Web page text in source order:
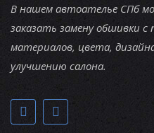
В нашем автоателье СПб
заказать замену обшивки с
материалов, цвета,
улучшению салона.